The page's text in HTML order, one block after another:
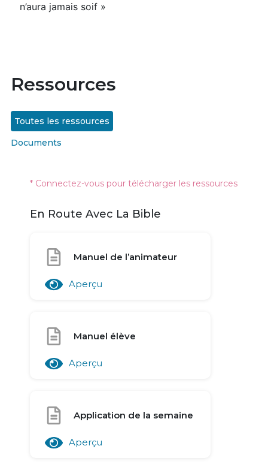
n’aura jamais soif »
Ressources
Toutes les ressources
Documents
* Connectez-vous pour télécharger les ressources
En Route Avec La Bible
Manuel de l’animateur
Aperçu
Manuel élève
Aperçu
Application de la semaine
Aperçu